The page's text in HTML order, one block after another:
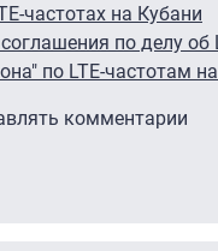
частотах на Кубани
по делу об
по LTE-частотам
комментарии